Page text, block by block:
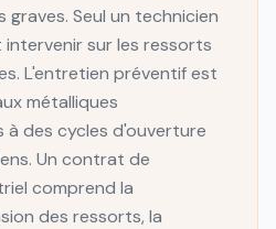
graves. Seul un technicien
sur les ressorts
L'entretien préventif est
métalliques
à des cycles d'ouverture
Un contrat de
comprend la
des ressorts, la